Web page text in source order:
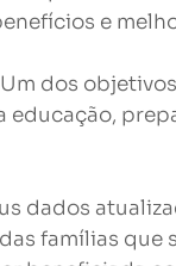
e
dos
educação,
dados
famílias